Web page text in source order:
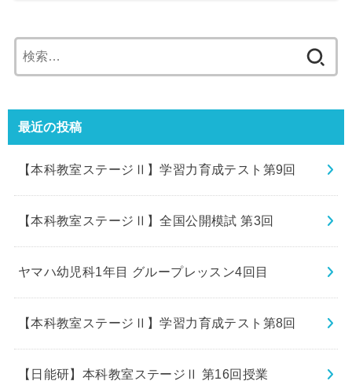
索:
最近の投稿
【本科教室ステージⅡ】学習力育成テスト第9回
【本科教室ステージⅡ】全国公開模試 第3回
ヤマハ幼児科1年目 グループレッスン4回目
【本科教室ステージⅡ】学習力育成テスト第8回
【日能研】本科教室ステージⅡ 第16回授業